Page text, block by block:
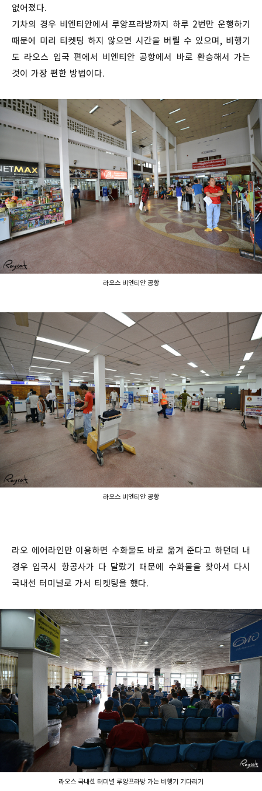
없어졌다.
기차의 경우 비엔티안에서 루앙프라방까지 하루 2번만 운행하기
때문에 미리 티켓팅 하지 않으면 시간을 버릴 수 있으며, 비행기
도 라오스 입국 편에서 비엔티안 공항에서 바로 환승해서 가는
것이 가장 편한 방법이다.
라오스 비엔티안 공항
라오스 비엔티안 공항
라오 에어라인만 이용하면 수화물도 바로 옮겨 준다고 하던데 내
경우 입국시 항공사가 다 달랐기 때문에 수화물을 찾아서 다시
국내선 터미널로 가서 티켓팅을 했다.
라오스 국내선 터미널 루앙프라방 가는 비행기 기다리기